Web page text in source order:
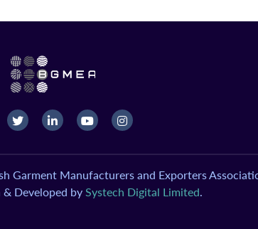
Garment Manufacturers and Exporters
& Developed by Systech Digital Limited